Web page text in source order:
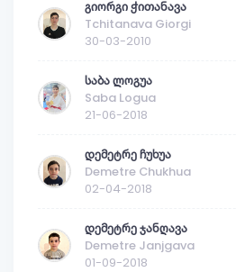
გიორგი ჭითანავა
Tchitanava Giorgi
30-03-2010
საბა ლოგუა
Saba Logua
21-06-2018
დემეტრე ჩუხუა
Demetre Chukhua
02-04-2018
დემეტრე ჯანღავა
Demetre Janjgava
01-09-2018